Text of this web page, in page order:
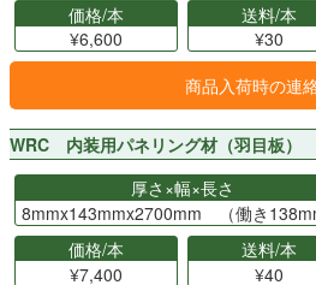
価格/本
¥6,600
送料/本
¥30
商品入荷時の連
WRC 内装用パネリング材（羽目板）
厚さ×幅×長さ
8mmx143mmx2700mm （働き
価格/本
¥7,400
送料/本
¥40